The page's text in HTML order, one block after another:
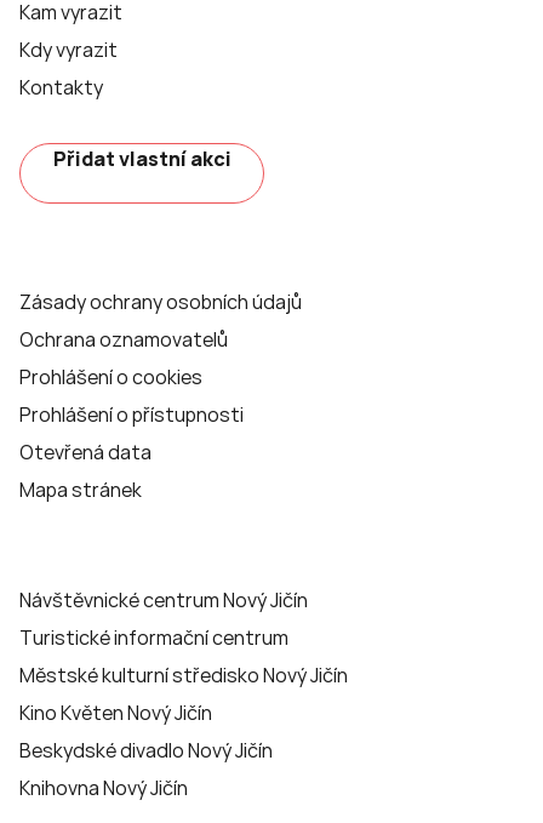
Kam vyrazit
Kdy vyrazit
Kontakty
Přidat vlastní akci
Zásady ochrany osobních údajů
Ochrana oznamovatelů
Prohlášení o cookies
Prohlášení o přístupnosti
Otevřená data
Mapa stránek
Návštěvnické centrum Nový Jičín
Turistické informační centrum
Městské kulturní středisko Nový Jičín
Kino Květen Nový Jičín
Beskydské divadlo Nový Jičín
Knihovna Nový Jičín